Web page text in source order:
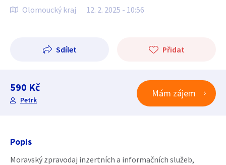
Olomoucký kraj 12. 2. 2025 - 10:56
Sdílet Přidat
590 Kč
Petrk
Mám zájem
Popis
Moravský zpravodaj inzertních a informačních služeb,